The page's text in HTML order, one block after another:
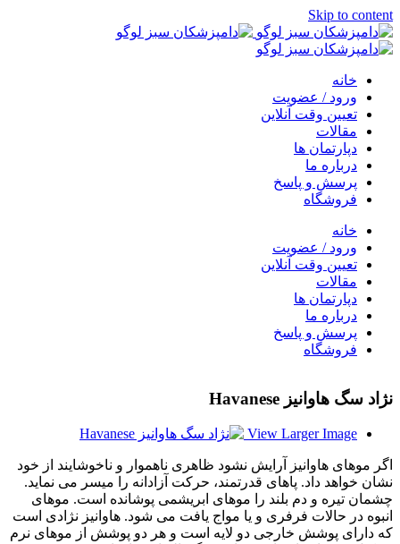
Skip to content
خانه
ورود / عضویت
تعیین وقت آنلاین
مقالات
دپارتمان ها
درباره ما
پرسش و پاسخ
فروشگاه
خانه
ورود / عضویت
تعیین وقت آنلاین
مقالات
دپارتمان ها
درباره ما
پرسش و پاسخ
فروشگاه
نژاد سگ هاوانیز Havanese
View Larger Image
اگر موهای هاوانیز آرایش نشود ظاهری ناهموار و ناخوشایند از خود
نشان خواهد داد. پاهای قدرتمند، حرکت آزادانه را میسر می نماید.
چشمان تیره و دم بلند را موهای ابریشمی پوشانده است. موهای
انبوه در حالات فرفری و یا مواج یافت می شود. هاوانیز نژادی است
که دارای پوشش خارجی دو لایه است و هر دو پوشش از موهای نرم